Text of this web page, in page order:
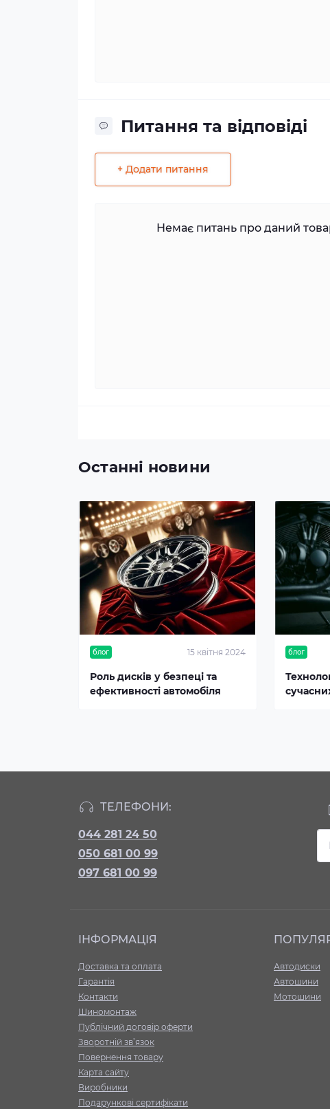
Питання та відповіді
+ Додати питання
Немає питань про даний
Останні новини
блог 15 квітня 2024
Роль дисків у безпеці та
ефективності автомобіля
блог
ТЕЛЕФОНИ:
044 281 24 50
050 681 00 99
097 681 00 99
ІНФОРМАЦІЯ
Доставка та оплата
Гарантія
Контакти
Шиномонтаж
Публічний договір оферти
Зворотній зв’язок
Повернення товару
Карта сайту
Виробники
Подарункові сертифікати
Автодиски
Автошини
Мотошини